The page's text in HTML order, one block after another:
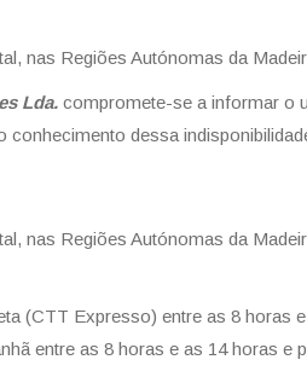
nas Regiões Autónomas da
Lda. compromete-se a informar o
conhecimento dessa
nas Regiões Autónomas da
(CTT Expresso) entre as 8 horas
entre as 8 horas e as 14 horas e